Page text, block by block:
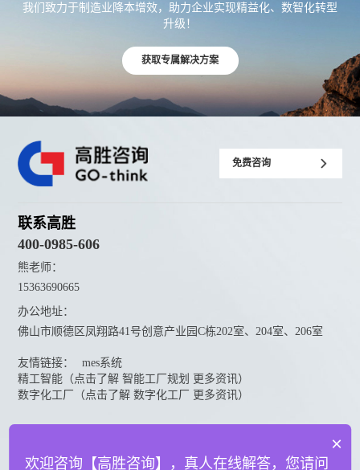
我们致力于制造业降本增效，助力企业实现精益化、数智化转型
升级！
获取专属解决方案
免费咨询
联系高胜
400-0985-606
熊老师：
15363690665
办公地址：
佛山市顺德区凤翔路41号创意产业园C栋202室、204室、206室
友情链接：
mes系统
精工智能（点击了解 智能工厂规划 更多资讯）
数字化工厂（点击了解 数字化工厂 更多资讯）
×
欢迎咨询【高胜咨询】，真人在线解答，您请问